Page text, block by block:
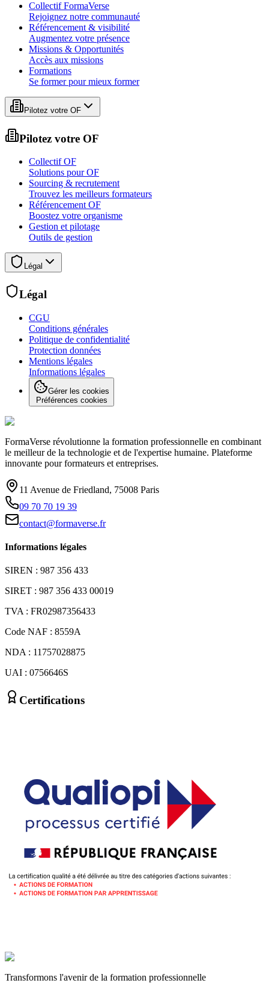
Collectif FormaVerse
Rejoignez notre communauté
Référencement & visibilité
Augmentez votre présence
Missions & Opportunités
Accès aux missions
Formations
Se former pour mieux former
Pilotez votre OF
Pilotez votre OF
Collectif OF
Solutions pour OF
Sourcing & recrutement
Trouvez les meilleurs formateurs
Référencement OF
Boostez votre organisme
Gestion et pilotage
Outils de gestion
Légal
Légal
CGU
Conditions générales
Politique de confidentialité
Protection données
Mentions légales
Informations légales
Gérer les cookies
Préférences cookies
FormaVerse révolutionne la formation professionnelle en combinant
le meilleur de la technologie et de l'expertise humaine. Plateforme
innovante pour formateurs et entreprises.
11 Avenue de Friedland, 75008 Paris
09 70 70 19 39
contact@formaverse.fr
Informations légales
SIREN : 987 356 433
SIRET : 987 356 433 00019
TVA : FR02987356433
Code NAF : 8559A
NDA : 11757028875
UAI : 0756646S
Certifications
Transformons l'avenir de la formation professionnelle